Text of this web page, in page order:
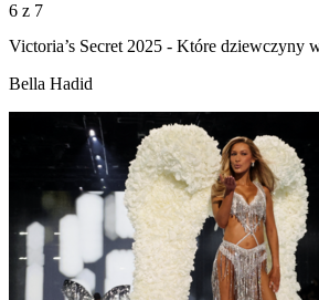
6 z 7
Victoria’s Secret 2025 - Które dziewczyny
Bella Hadid